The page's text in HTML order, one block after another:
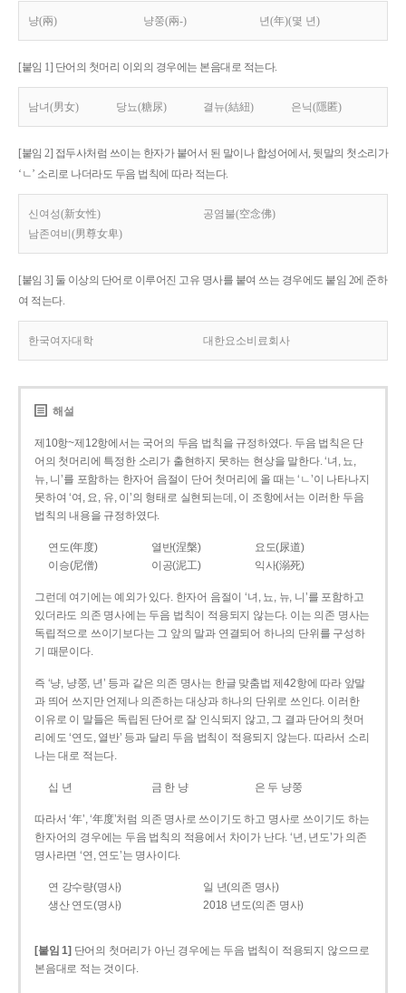
냥(兩) 냥쭝(兩-) 년(年)(몇 년)
[붙임 1] 단어의 첫머리 이외의 경우에는 본음대로 적는다.
남녀(男女) 당뇨(糖尿) 결뉴(結紐) 은닉(隱匿)
[붙임 2] 접두사처럼 쓰이는 한자가 붙어서 된 말이나 합성어에서, 뒷말의 첫소리가
‘ㄴ’ 소리로 나더라도 두음 법칙에 따라 적는다.
신여성(新女性)
공염불(空念佛)
남존여비(男尊女卑)
[붙임 3] 둘 이상의 단어로 이루어진 고유 명사를 붙여 쓰는 경우에도 붙임 2에 준하
여 적는다.
한국여자대학 대한요소비료회사
해설
제10항~제12항에서는 국어의 두음 법칙을 규정하였다. 두음 법칙은 단
어의 첫머리에 특정한 소리가 출현하지 못하는 현상을 말한다. ‘녀, 뇨,
뉴, 니’를 포함하는 한자어 음절이 단어 첫머리에 올 때는 ‘ㄴ’이 나타나지
못하여 ‘여, 요, 유, 이’의 형태로 실현되는데, 이 조항에서는 이러한 두음
법칙의 내용을 규정하였다.
연도(年度) 열반(涅槃)
요도(尿道)
이승(尼僧)
이공(泥工) 익사(溺死)
그런데 여기에는 예외가 있다. 한자어 음절이 ‘녀, 뇨, 뉴, 니’를 포함하고
있더라도 의존 명사에는 두음 법칙이 적용되지 않는다. 이는 의존 명사는
독립적으로 쓰이기보다는 그 앞의 말과 연결되어 하나의 단위를 구성하
기 때문이다.
즉 ‘냥, 냥쭝, 년’ 등과 같은 의존 명사는 한글 맞춤법 제42항에 따라 앞말
과 띄어 쓰지만 언제나 의존하는 대상과 하나의 단위로 쓰인다. 이러한
이유로 이 말들은 독립된 단어로 잘 인식되지 않고, 그 결과 단어의 첫머
리에도 ‘연도, 열반’ 등과 달리 두음 법칙이 적용되지 않는다. 따라서 소리
나는 대로 적는다.
십 년 금 한 냥 은 두 냥쭝
따라서 ‘年’, ‘年度’처럼 의존 명사로 쓰이기도 하고 명사로 쓰이기도 하는
한자어의 경우에는 두음 법칙의 적용에서 차이가 난다. ‘년, 년도’가 의존
명사라면 ‘연, 연도’는 명사이다.
연 강수량(명사)
일 년(의존 명사)
생산 연도(명사)
2018 년도(의존 명사)
[붙임 1] 단어의 첫머리가 아닌 경우에는 두음 법칙이 적용되지 않으므로
본음대로 적는 것이다.